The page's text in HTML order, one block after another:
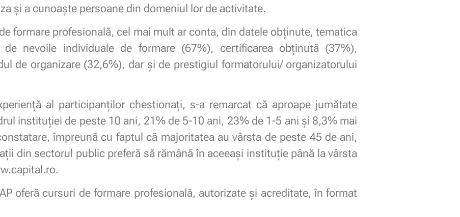
și a cunoaște persoane din domeniul lor de activitate.
formare profesională, cel mai mult ar conta, din datele obținute, tematica
nevoile individuale de formare (67%), certificarea obținută (37%),
de organizare (32,6%), dar și de prestigiul formatorului/ organizatorului
al participanților chestionați, s-a remarcat că aproape jumătate
instituției de peste 10 ani, 21% de 5-10 ani, 23% de 1-5 ani și 8,3% mai
împreună cu faptul că majoritatea au vârsta de peste 45 de ani,
din sectorul public preferă să rămână în aceeași instituție până la vârsta
oferă cursuri de formare profesională, autorizate și acreditate, în format